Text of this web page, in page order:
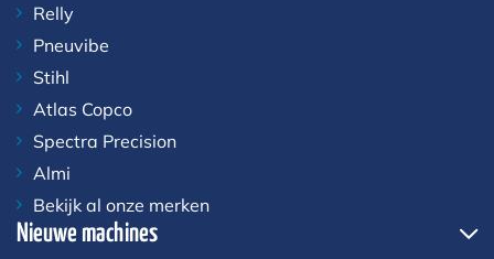
Relly
Pneuvibe
Stihl
Atlas Copco
Spectra Precision
Almi
Bekijk al onze merken
Nieuwe machines